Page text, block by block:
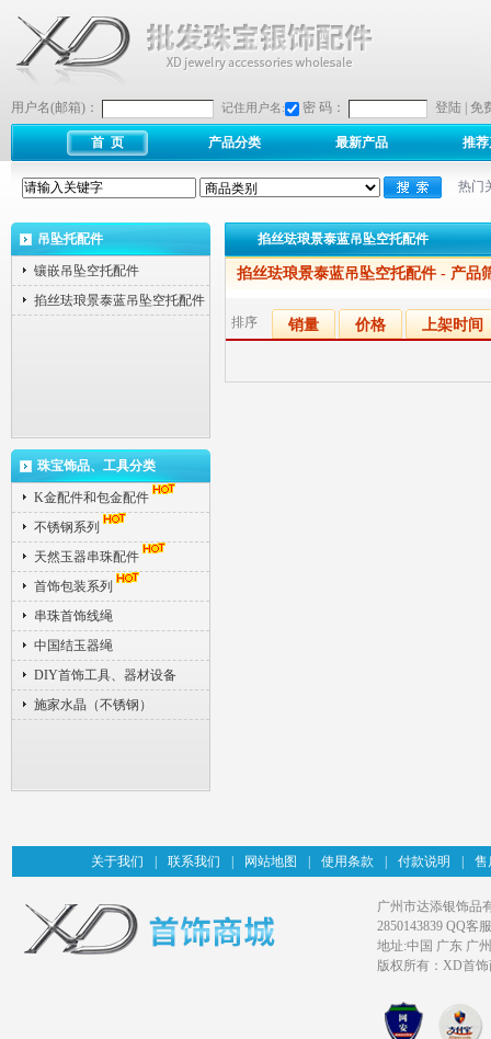
用户名(邮箱)： 记住用户名: 密 码： 登陆 免
首 页 产品分类 最新产品 推
热门
吊坠托配件
镶嵌吊坠空托配件
掐丝珐琅景泰蓝吊坠空托配件
珠宝饰品、工具分类
K金配件和包金配件
不锈钢系列
天然玉器串珠配件
首饰包装系列
串珠首饰线绳
中国结玉器绳
DIY首饰工具、器材设备
施家水晶（不锈钢）
掐丝珐琅景泰蓝吊坠空托配件
掐丝珐琅景泰蓝吊坠空托配件- 产品
排序 销量 价格 上架时间
关于我们 联系我们 网站地图 使用条款 付款说明 售
广州市达添银饰品
2850143839 QQ客
地址:中国 广东 广
版权所有：XD首